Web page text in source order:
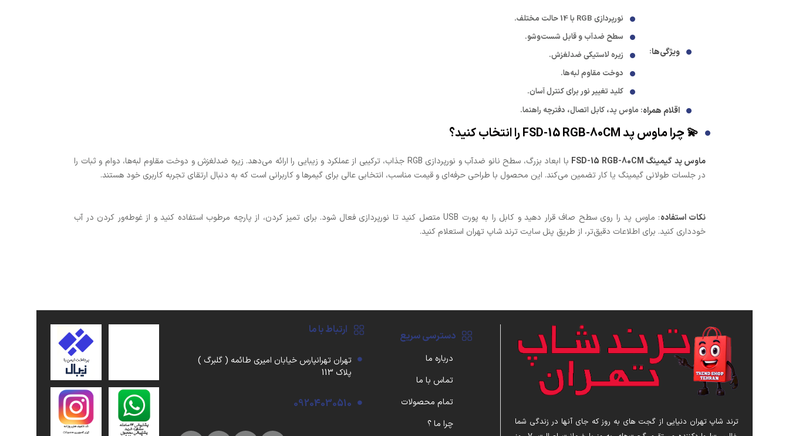
ویژگی‌ها:
نورپردازی RGB با 14 حالت مختلف.
سطح ضدآب و قابل شست‌وشو.
زیره لاستیکی ضدلغزش.
دوخت مقاوم لبه‌ها.
کلید تغییر نور برای کنترل آسان.
اقلام همراه: ماوس پد، کابل اتصال، دفترچه راهنما.
💫 چرا ماوس پد FSD-15 RGB-80CM را انتخاب کنید؟
ماوس پد گیمینگ FSD-15 RGB-80CM
با ابعاد بزرگ، سطح نانو ضدآب و نورپردازی RGB جذاب، ترکیبی از عملکرد و زیبایی را ارائه می‌دهد. زیره ضدلغزش و دوخت مقاوم لبه‌ها، دوام و ثبات را
در جلسات طولانی گیمینگ یا کار تضمین می‌کند. این محصول با طراحی حرفه‌ای و قیمت مناسب، انتخابی عالی برای گیمرها و کاربرانی است که به دنبال ارتقای تجربه کاربری خود هستند.
نکات استفاده
: ماوس پد را روی سطح صاف قرار دهید و کابل را به پورت USB متصل کنید تا نورپردازی فعال شود. برای تمیز کردن، از پارچه مرطوب استفاده کنید و از غوطه‌ور کردن در آب
خودداری کنید. برای اطلاعات دقیق‌تر، از طریق پنل سایت ترند شاپ تهران استعلام کنید.
ترند شاپ تهران دنیایی از گجت های به روز که جای آنها در زندگی شما
دسترسی سریع
درباره ما
تماس با ما
تمام محصولات
چرا ما ؟
ارتباط با ما
تهران تهرانپارس خیابان امیری طائمه ( گلبرگ )
پلاک 113
09204030510